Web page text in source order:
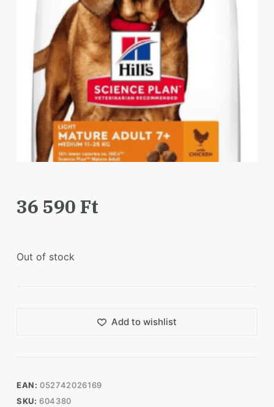
36 590 Ft
Out of stock
Add to wishlist
EAN:052742026169
SKU:604380